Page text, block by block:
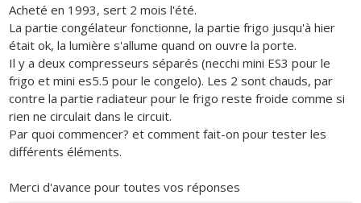
Acheté en 1993, sert 2 mois l'été.
La partie congélateur fonctionne, la partie frigo jusqu'à hier
était ok, la lumière s'allume quand on ouvre la porte.
Il y a deux compresseurs séparés (necchi mini ES3 pour le
frigo et mini es5.5 pour le congelo). Les 2 sont chauds, par
contre la partie radiateur pour le frigo reste froide comme si
rien ne circulait dans le circuit.
Par quoi commencer? et comment fait-on pour tester les
différents éléments.
Merci d'avance pour toutes vos réponses